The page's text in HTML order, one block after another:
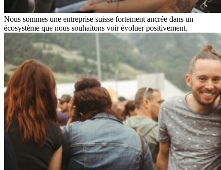
Nous sommes une entreprise suisse fortement ancrée dans un
écosystème que nous souhaitons voir évoluer positivement.